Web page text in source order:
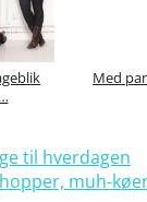
Med
til hverdagen
muh-